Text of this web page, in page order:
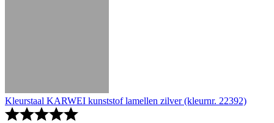
Kleurstaal KARWEI kunststof lamellen zilver (kleurnr. 22392)